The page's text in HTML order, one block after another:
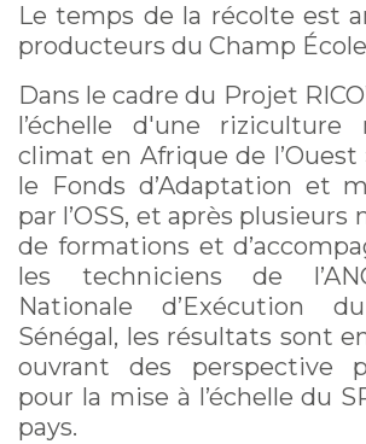
Le temps de la récolte est
producteurs du Champ
Dans le cadre du Projet
l’échelle d'une riziculture
climat en Afrique de l’Ouest
le Fonds d’Adaptation et
par l’OSS, et après plusieurs
de formations et
les techniciens de
Nationale d’Exécution
Sénégal, les résultats sont
ouvrant des perspective
pour la mise à l’échelle du
pays.